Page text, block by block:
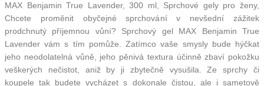
MAX Benjamin True Lavender, 300 ml, Sprchové gely pro ženy,
Chcete proměnit obyčejné sprchování v nevšední zážitek
prodchnutý příjemnou vůní? Sprchový gel MAX Benjamin True
Lavender vám s tím pomůže. Zatímco vaše smysly bude hýčkat
jeho neodolatelná vůně, jeho pěnivá textura účinně zbaví pokožku
veškerých nečistot, aniž by ji zbytečně vysušila. Ze sprchy či
koupele tak budete vycházet s dokonale čistou, ale i sametově